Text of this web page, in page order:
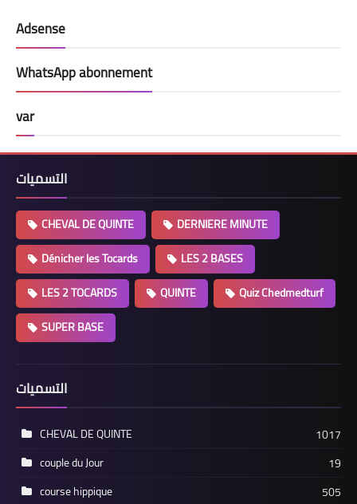
Adsense
WhatsApp abonnement
var
التسميات
CHEVAL DE QUINTE
DERNIERE MINUTE
Dénicher les Tocards
LES 2 BASES
LES 2 TOCARDS
QUINTE
Quiz Chedmedturf
SUPER BASE
التسميات
CHEVAL DE QUINTE
1017
couple du Jour
19
course hippique
505